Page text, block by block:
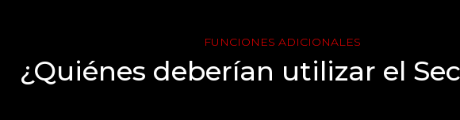
FUNCIONES ADICIONALES
¿Quiénes deberían utilizar el